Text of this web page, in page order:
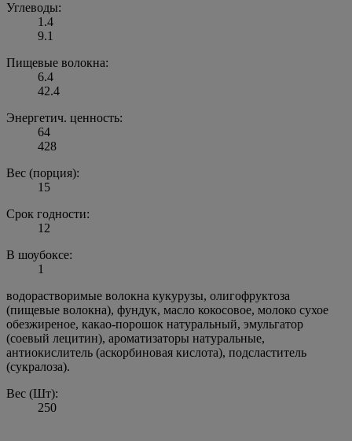
Углеводы:
1.4
9.1
Пищевые волокна:
6.4
42.4
Энергетич. ценность:
64
428
Вес (порция):
15
Срок годности:
12
В шоубоксе:
1
водорастворимые волокна кукурузы, олигофруктоза
(пищевые волокна), фундук, масло кокосовое, молоко сухое
обезжиреное, какао-порошок натуральный, эмульгатор
(соевый лецитин), ароматизаторы натуральные,
антиокислитель (аскорбиновая кислота), подсластитель
(сукралоза).
Вес (Шт):
250